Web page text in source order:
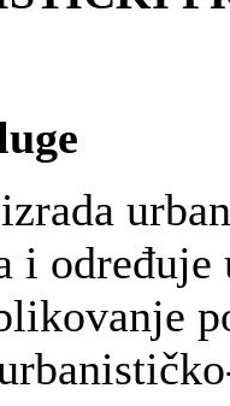
i